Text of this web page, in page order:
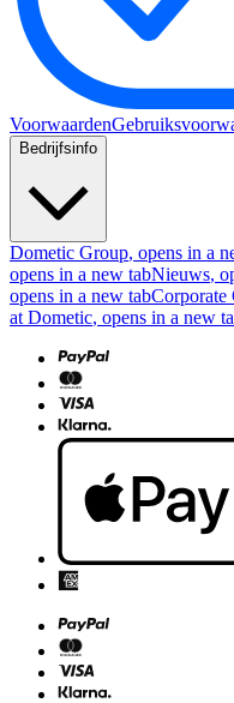
Voorwaarden
Bedrijfsinfo
Dometic Group, opens in a
opens in a new tabNieuws,
opens in a new tabCorporate
at Dometic, opens in a new